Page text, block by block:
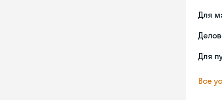
Для
Для
Все